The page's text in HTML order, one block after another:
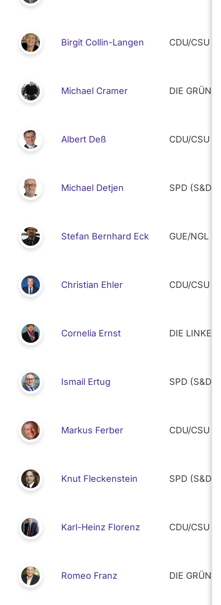
Birgit Collin-Langen CDU/CSU
Michael Cramer DIE
Albert Deß CDU/CSU
Michael Detjen SPD (S&D)
Stefan Bernhard Eck GUE/NGL
Christian Ehler CDU/CSU
Cornelia Ernst DIE LINKE
Ismail Ertug SPD (S&D)
Markus Ferber CDU/CSU
Knut Fleckenstein SPD (S&D)
Karl-Heinz Florenz CDU/CSU
Romeo Franz DIE